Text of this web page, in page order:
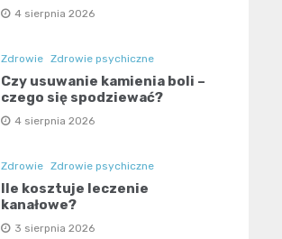
4 sierpnia 2026
Zdrowie Zdrowie psychiczne
Czy usuwanie kamienia boli –
czego się spodziewać?
4 sierpnia 2026
Zdrowie Zdrowie psychiczne
Ile kosztuje leczenie
kanałowe?
3 sierpnia 2026